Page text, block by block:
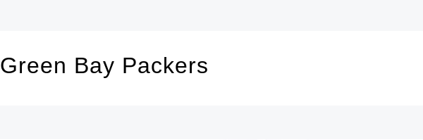
Green Bay Packers